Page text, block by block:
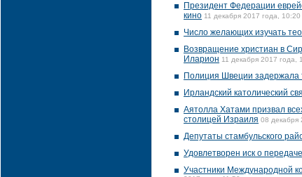
Президент Федерации
кино 11 декабря 2017 года, 10:20
Число желающих изучать
Возвращение христиан в
Иларион 11 декабря 2017 года,
Полиция Швеции задержала
Ирландский католический
Аятолла Хатами призвал
столицей Израиля 08 декабря
Депутаты стамбульского
Удовлетворен иск о
Участники Международной